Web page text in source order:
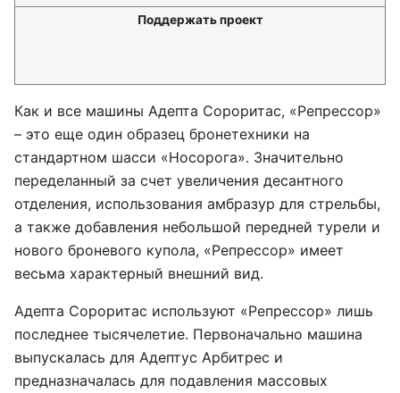
Поддержать проект
Как и все машины Адепта Сороритас, «Репрессор»
– это еще один образец бронетехники на
стандартном шасси «Носорога». Значительно
переделанный за счет увеличения десантного
отделения, использования амбразур для стрельбы,
а также добавления небольшой передней турели и
нового броневого купола, «Репрессор» имеет
весьма характерный внешний вид.
Адепта Сороритас используют «Репрессор» лишь
последнее тысячелетие. Первоначально машина
выпускалась для Адептус Арбитрес и
предназначалась для подавления массовых